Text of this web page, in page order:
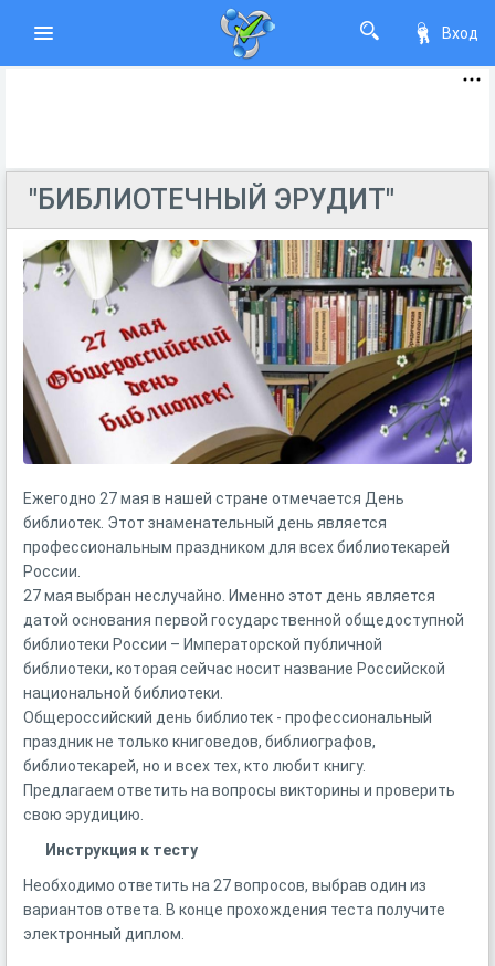
Вход
"БИБЛИОТЕЧНЫЙ ЭРУДИТ"
Ежегодно 27 мая в нашей стране отмечается День
библиотек. Этот знаменательный день является
профессиональным праздником для всех библиотекарей
России.
27 мая выбран неслучайно. Именно этот день является
датой основания первой государственной общедоступной
библиотеки России – Императорской публичной
библиотеки, которая сейчас носит название Российской
национальной библиотеки.
Общероссийский день библиотек - профессиональный
праздник не только книговедов, библиографов,
библиотекарей, но и всех тех, кто любит книгу.
Предлагаем ответить на вопросы викторины и проверить
свою эрудицию.
Инструкция к тесту
Необходимо ответить на 27 вопросов, выбрав один из
вариантов ответа. В конце прохождения теста получите
электронный диплом.